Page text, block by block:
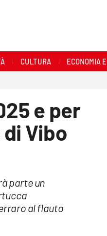
CULTURA ECONOMIA
e per
Vibo
parte un
al flauto